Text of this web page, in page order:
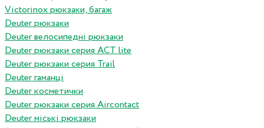
Victorinox рюкзаки, багаж
Deuter рюкзаки
Deuter велосипедні рюкзаки
Deuter рюкзаки серия ACT lite
Deuter рюкзаки серия Trail
Deuter гаманці
Deuter косметички
Deuter рюкзаки серия Aircontact
Deuter міські рюкзаки